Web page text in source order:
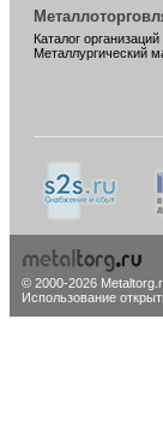
Каталог организаций
Металлургический
© 2000-2026
Использование